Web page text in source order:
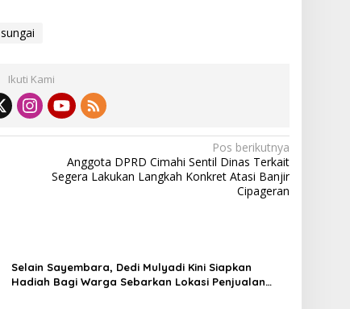
sungai
Ikuti Kami
Pos berikutnya
Anggota DPRD Cimahi Sentil Dinas Terkait
Segera Lakukan Langkah Konkret Atasi Banjir
Cipageran
Selain Sayembara, Dedi Mulyadi Kini Siapkan
Hadiah Bagi Warga Sebarkan Lokasi Penjualan